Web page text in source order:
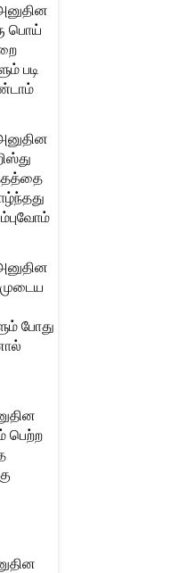
பொய்
படி
போது
பெற்ற